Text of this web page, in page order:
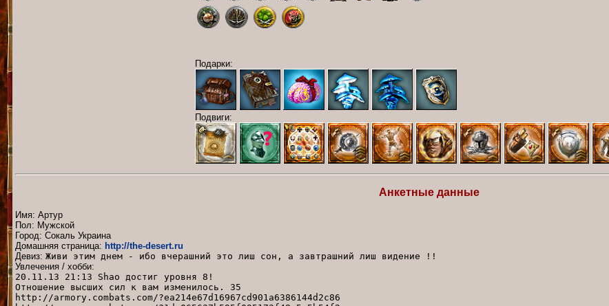
Подарки:
Подвиги:
Анкетные данные
Имя: Артур
Пол: Мужской
Город: Сокаль Украина
Домашняя страница: http://the-desert.ru
Девиз: Живи этим днем - ибо вчерашний это лиш сон, а завтрашний лиш видение !!
Увлечения / хобби:
20.11.13 21:13 Shao достиг уровня 8!
Отношение высших сил к вам изменилось. 35
http://armory.combats.com/?ea214e67d16967cd901a6386144d2c86